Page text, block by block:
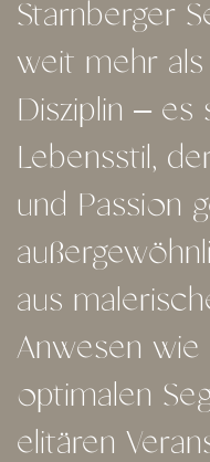
Starnberger
weit mehr
Disziplin – es
Lebensstil,
und Passion
aus
Anwesen wie
optimalen
elitären